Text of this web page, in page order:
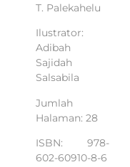
T. Palekahelu
Ilustrator:
Adibah
Sajidah
Salsabila
Jumlah
Halaman: 28
ISBN: 978-
602-60910-8-6